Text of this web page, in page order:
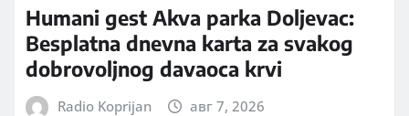
Humani gest Akva parka Doljevac:
Besplatna dnevna karta za svakog
dobrovoljnog davaoca krvi
Radio Koprijan авг 7, 2026